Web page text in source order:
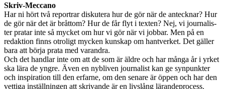
Skriv-Meccano
Har ni hört två repor­trar diskutera hur de gör när de anteck­nar? Hur
de gör när det är bråt­tom? Hur de får flyt i tex­ten? Nej, vi jour­nal­is­
ter pratar inte så mycket om hur vi gör när vi job­bar. Men på en
redak­tion finns otroligt mycken kun­skap om hantver­ket. Det gäller
bara att börja prata med varan­dra.
Och det hand­lar inte om att de som är äldre och har många år i yrket
ska lära de yngre. Även en nybliven jour­nal­ist kan ge syn­punk­ter
och inspi­ra­tion till den erfarne, om den senare är öppen och har den
vet­tiga inställ­nin­gen att skri­vande är en livs­lång läran­de­process.